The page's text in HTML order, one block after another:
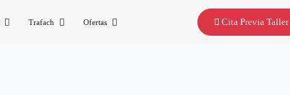
Trafach Ofertas Cita Previa Taller